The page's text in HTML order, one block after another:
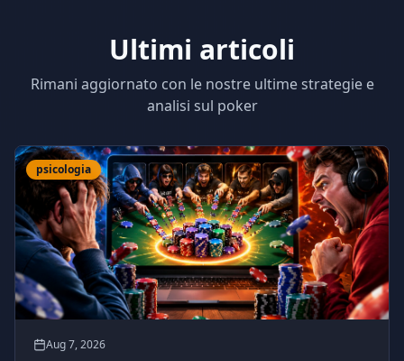
Ultimi articoli
Rimani aggiornato con le nostre ultime strategie e
analisi sul poker
psicologia
Aug 7, 2026